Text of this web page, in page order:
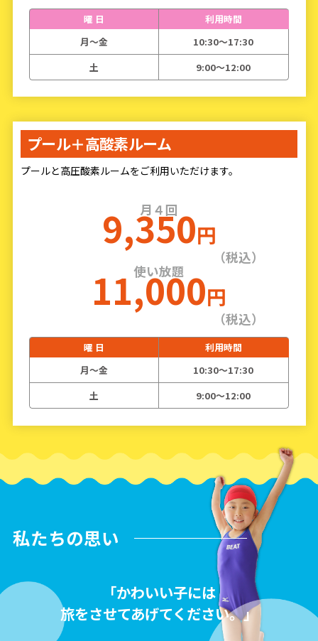
曜 日
利用時間
月〜金
10:30〜17:30
土
9:00〜12:00
プール＋高酸素ルーム
プールと高圧酸素ルームをご利用いただけます。
月４回
9,350円
（税込）
使い放題
11,000円
（税込）
曜 日
利用時間
月〜金
10:30〜17:30
土
9:00〜12:00
私たちの思い
「かわいい子には
旅をさせてあげてください。」